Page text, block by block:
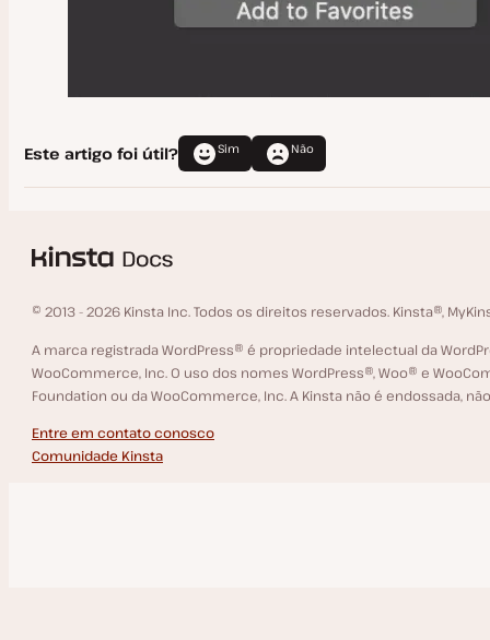
Tempo de Atividade Garantido
Garantia de Devolução do Dinheiro da Hospedagem de WordPress
Programa de Indicação
Conteúdo Proibido
Divulgar uma Vulnerabilidade
Contas e Domínios Russos
Este artigo foi útil? Sim Não
© 2013 - 2026 Kinsta Inc. Todos os direitos reservados. Kinsta®,
A marca registrada WordPress® é propriedade intelectual da
WooCommerce, Inc. O uso dos nomes WordPress®, Woo® e
Foundation ou da WooCommerce, Inc. A Kinsta não é endossada,
Entre em contato conosco
Comunidade Kinsta